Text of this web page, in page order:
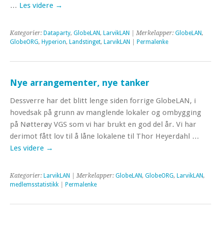
… Les videre →
Kategorier: Dataparty, GlobeLAN, LarvikLAN | Merkelapper: GlobeLAN,
GlobeORG, Hyperion, Landstinget, LarvikLAN Permalenke
Nye arrangementer, nye tanker
Dessverre har det blitt lenge siden forrige GlobeLAN, i
hovedsak på grunn av manglende lokaler og ombygging
på Nøtterøy VGS som vi har brukt en god del år. Vi har
derimot fått lov til å låne lokalene til Thor Heyerdahl …
Les videre →
Kategorier: LarvikLAN | Merkelapper: GlobeLAN, GlobeORG, LarvikLAN,
medlemsstatistikk
Permalenke